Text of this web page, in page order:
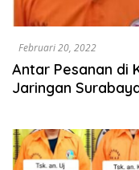
Februari 20, 2022
Antar Pesanan di
Jaringan